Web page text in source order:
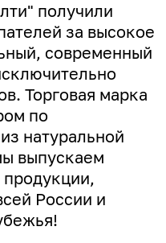
получили
за высокое
современный
Торговая марка
по
натуральной
выпускаем
продукции,
России и